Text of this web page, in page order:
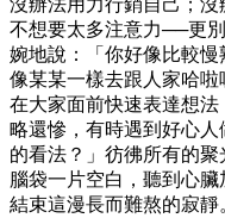
沒辦法用力行銷自己；
不想要太多注意力──更
婉地說：「你好像比較
像某某一樣去跟人家哈
在大家面前快速表達想
略還慘，有時遇到好心
的看法？」彷彿所有的
腦袋一片空白，聽到心
結束這漫長而難熬的寂